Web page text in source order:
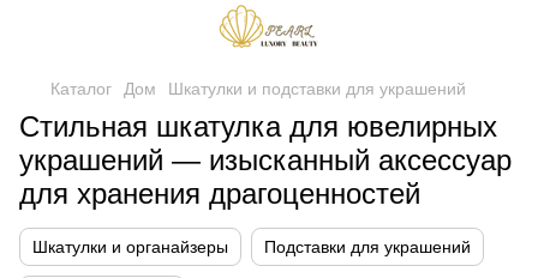
Каталог Дом Шкатулки и подставки для украшений
Стильная шкатулка для ювелирных
украшений — изысканный аксессуар
для хранения драгоценностей
Шкатулки и органайзеры Подставки для украшений